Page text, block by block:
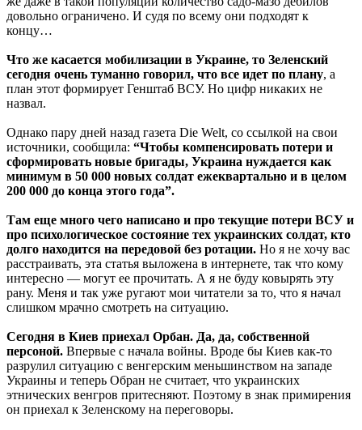
довольно ограничено. И судя по всему они подходят к
концу…
Что же касается мобилизации в Украине, то Зеленский
сегодня очень туманно говорил, что все идет по плану, а
план этот формирует Генштаб ВСУ. Но цифр никаких не
назвал.
Однако пару дней назад газета Die Welt, со ссылкой на свои
источники, сообщила: “Чтобы компенсировать потери и
сформировать новые бригады, Украина нуждается как
минимум в 50 000 новых солдат ежеквартально и в целом
200 000 до конца этого года”.
Там еще много чего написано и про текущие потери ВСУ и
про психологическое состояние тех украинских солдат, кто
долго находится на передовой без ротации. Но я не хочу вас
расстраивать, эта статья выложена в интернете, так что кому
интересно — могут ее прочитать. А я не буду ковырять эту
рану. Меня и так уже ругают мои читатели за то, что я начал
слишком мрачно смотреть на ситуацию.
Сегодня в Киев приехал Орбан. Да, да, собственной
персоной. Впервые с начала войны. Вроде бы Киев как-то
разрулил ситуацию с венгерским меньшинством на западе
Украины и теперь Обран не считает, что украинских
этнических венгров притесняют. Поэтому в знак примирения
он приехал к Зеленскому на переговоры.